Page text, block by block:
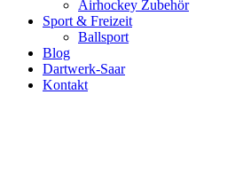
Airhockey Zubehör
Sport & Freizeit
Ballsport
Blog
Dartwerk-Saar
Kontakt